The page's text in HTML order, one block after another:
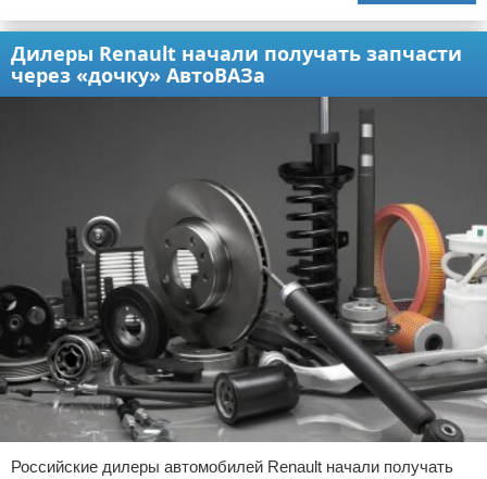
Дилеры Renault начали получать запчасти
через «дочку» АвтоВАЗа
Российские дилеры автомобилей Renault начали получать